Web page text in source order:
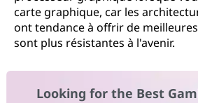
carte graphique, car les
ont tendance à offrir de
sont plus résistantes à l'avenir.
Looking for the Best